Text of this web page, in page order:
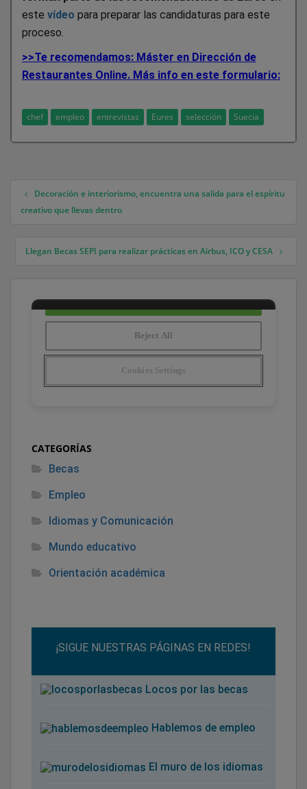
este vídeo para preparar las candidaturas para este
proceso.
>>Te recomendamos: Máster en Dirección de
Restaurantes Online. Más info en este formulario:
chef empleo entrevistas Eures selección Suecia
Navegación de entradas
Decoración e interiorismo, encuentra una salida para el espíritu
creativo que llevas dentro
Llegan Becas SEPI para realizar prácticas en Airbus, ICO y CESA
CATEGORÍAS
Becas
Empleo
Idiomas y Comunicación
Mundo educativo
Orientación académica
¡SIGUE NUESTRAS PÁGINAS EN REDES!
Locos por las becas
Hablemos de empleo
El muro de los idiomas